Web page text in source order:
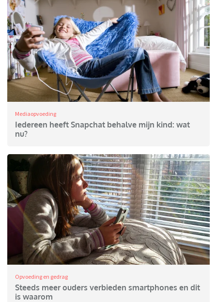
Mediaopvoeding
Iedereen heeft Snapchat behalve mijn kind: wat
nu?
Opvoeding en gedrag
Steeds meer ouders verbieden smartphones en dit
is waarom